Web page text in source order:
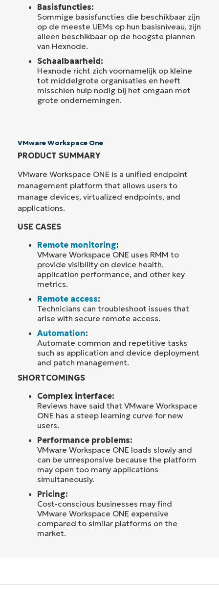
Basisfuncties:
Sommige basisfuncties die beschikbaar zijn
op de meeste UEMs op hun basisniveau, zijn
alleen beschikbaar op de hoogste plannen
van Hexnode.
Schaalbaarheid:
Hexnode richt zich voornamelijk op kleine
tot middelgrote organisaties en heeft
misschien hulp nodig bij het omgaan met
grote ondernemingen.
VMware Workspace One
PRODUCT SUMMARY
VMware Workspace ONE is a unified endpoint
management platform that allows users to
manage devices, virtualized endpoints, and
applications.
USE CASES
Remote monitoring:
VMware Workspace ONE uses RMM to
provide visibility on device health,
application performance, and other key
metrics.
Remote access:
Technicians can troubleshoot issues that
arise with secure remote access.
Automation:
Automate common and repetitive tasks
such as application and device deployment
and patch management.
SHORTCOMINGS
Complex interface:
Reviews have said that VMware Workspace
ONE has a steep learning curve for new
users.
Performance problems:
VMware Workspace ONE loads slowly and
can be unresponsive because the platform
may open too many applications
simultaneously.
Pricing:
Cost-conscious businesses may find
VMware Workspace ONE expensive
compared to similar platforms on the
market.